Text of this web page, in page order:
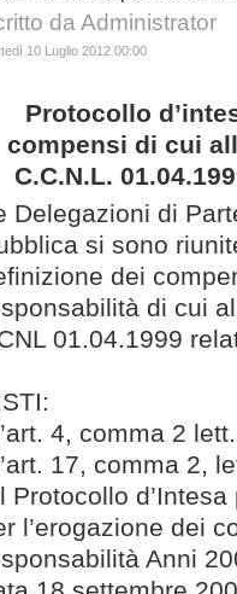
da Administrator
10 Luglio 2012 00:00
Protocollo
compensi di cui
C.C.N.L.
Delegazioni di
si sono
dei
di cui
01.04.1999
4, comma 2
17, comma 2,
Protocollo
l’erogazione dei
Anni